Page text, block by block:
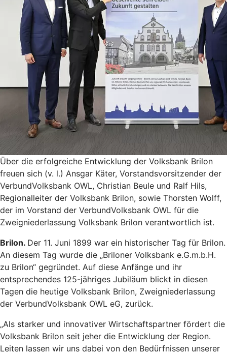
Über die erfolgreiche Entwicklung der Volksbank Brilon
freuen sich (v. l.) Ansgar Käter, Vorstandsvorsitzender der
VerbundVolksbank OWL, Christian Beule und Ralf Hils,
Regionalleiter der Volksbank Brilon, sowie Thorsten Wolff,
der im Vorstand der VerbundVolksbank OWL für die
Zweigniederlassung Volksbank Brilon verantwortlich ist.
Brilon. Der 11. Juni 1899 war ein historischer Tag für Brilon.
An diesem Tag wurde die „Briloner Volksbank e.G.m.b.H.
zu Brilon“ gegründet. Auf diese Anfänge und ihr
entsprechendes 125-jähriges Jubiläum blickt in diesen
Tagen die heutige Volksbank Brilon, Zweigniederlassung
der VerbundVolksbank OWL eG, zurück.
„Als starker und innovativer Wirtschaftspartner fördert die
Volksbank Brilon seit jeher die Entwicklung der Region.
Leiten lassen wir uns dabei von den Bedürfnissen unserer